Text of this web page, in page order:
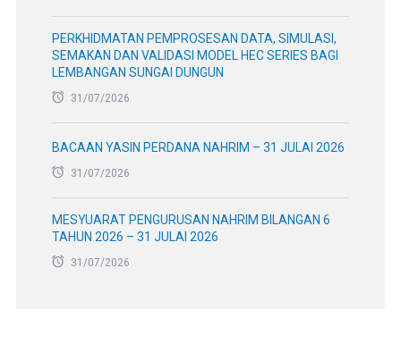
PERKHIDMATAN PEMPROSESAN DATA, SIMULASI,
SEMAKAN DAN VALIDASI MODEL HEC SERIES BAGI
LEMBANGAN SUNGAI DUNGUN
31/07/2026
BACAAN YASIN PERDANA NAHRIM – 31 JULAI 2026
31/07/2026
MESYUARAT PENGURUSAN NAHRIM BILANGAN 6
TAHUN 2026 – 31 JULAI 2026
31/07/2026